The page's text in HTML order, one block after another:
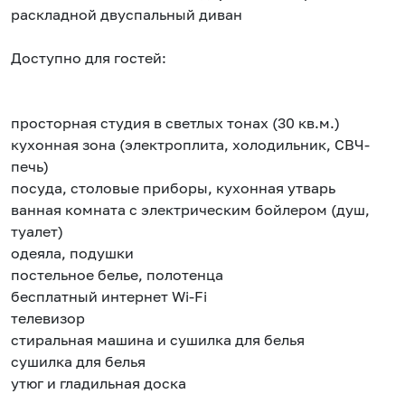
раскладной двуспальный диван
Доступно для гостей:
просторная студия в светлых тонах (30 кв.м.)
кухонная зона (электроплита, холодильник, СВЧ-
печь)
посуда, столовые приборы, кухонная утварь
ванная комната с электрическим бойлером (душ,
туалет)
одеяла, подушки
постельное белье, полотенца
бесплатный интернет Wi-Fi
телевизор
стиральная машина и сушилка для белья
сушилка для белья
утюг и гладильная доска